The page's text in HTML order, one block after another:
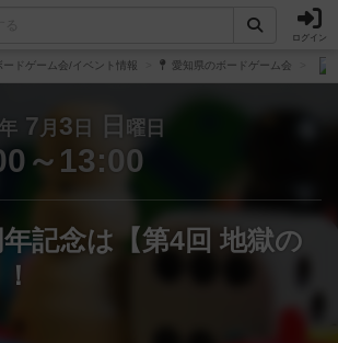
ログイン
ードゲーム会/イベント情報 愛知県のボードゲーム会
7 月 3 日 日 曜日
～13:00
記念は【第4回 地獄の